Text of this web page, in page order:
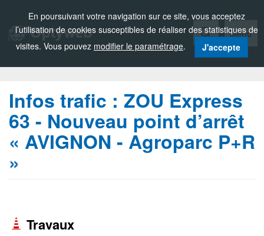
En poursuivant votre navigation sur ce site, vous acceptez
l’utilisation de cookies susceptibles de réaliser des statistiques de
visites. Vous pouvez modifier le paramétrage. J'accepte
Menu
Infos trafic : ZOU Express
63 - Nouveau point d’arrêt
« AVIGNON - Agroparc P+R
»
Travaux